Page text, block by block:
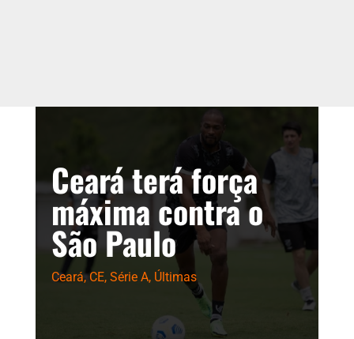
Ceará terá força
máxima contra o
São Paulo
Ceará,CE, Série A, Últimas